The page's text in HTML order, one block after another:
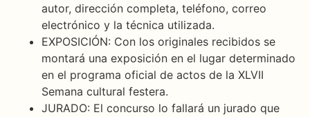
autor, dirección completa, teléfono, correo
electrónico y la técnica utilizada.
EXPOSICIÓN: Con los originales recibidos se
montará una exposición en el lugar determinado
en el programa oficial de actos de la XLVII
Semana cultural festera.
JURADO: El concurso lo fallará un jurado que